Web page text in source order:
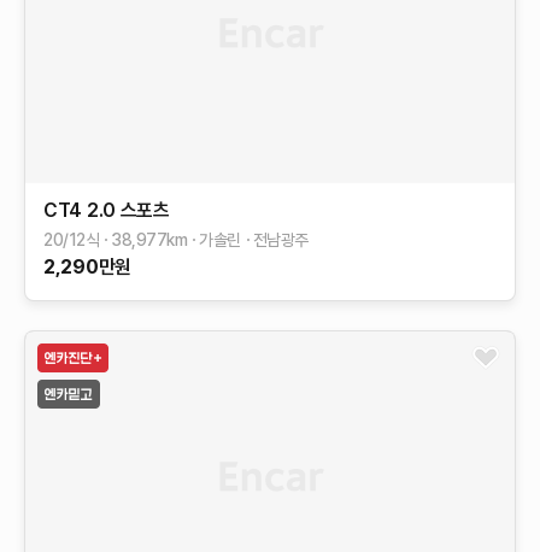
CT4 2.0 스포츠
20/12식 38,977km 가솔린 전남광주
2,290만원